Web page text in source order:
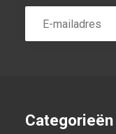
Categorieën